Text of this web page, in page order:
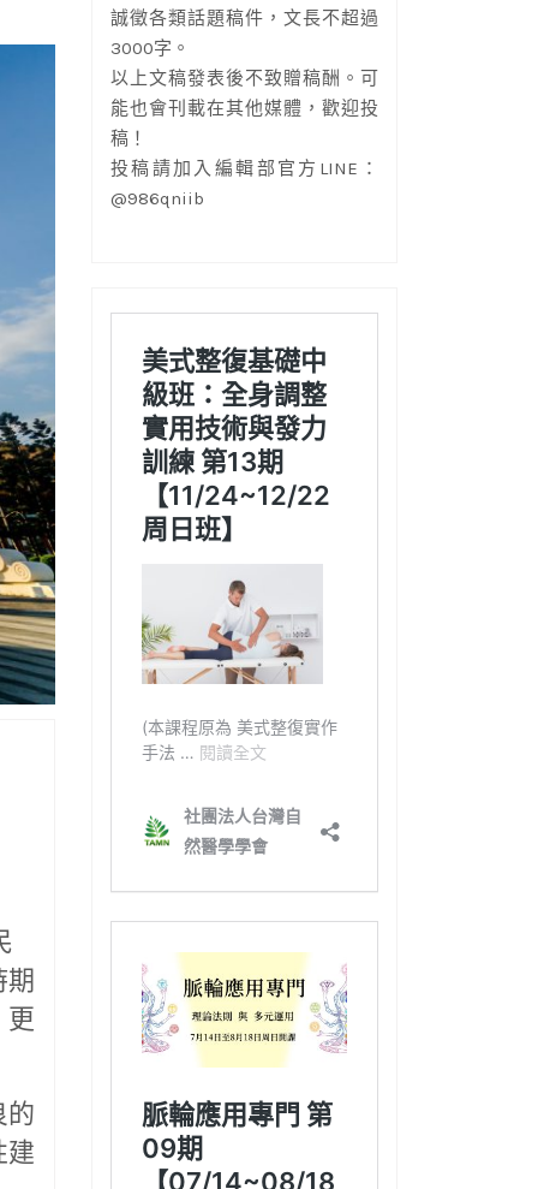
期
更
的
建
誠徵各類話題稿件，文長不超過
3000字。
以上文稿發表後不致贈稿酬。可
能也會刊載在其他媒體，歡迎投
稿！
投稿請加入編輯部官方LINE：
@986qniib